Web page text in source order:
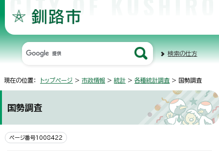
検索の仕方
現在の位置： トップページ > 市政情報 > 統計 > 各種統計調査 > 国勢調査
国勢調査
ページ番号1008422